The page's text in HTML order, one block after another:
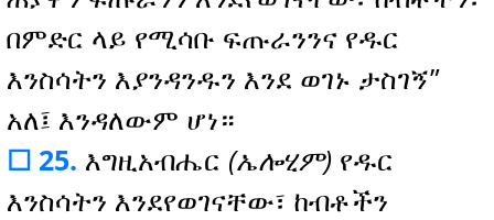
በምድር ላይ የሚሳቡ ፍጡራንንና የዱር
እንስሳትን እያንዳንዱን እንደ ወገኑ ታስገኝ”
አለ፤ እንዳለውም ሆነ።
☐ 25. እግዚአብሔር (ኤሎሂም) የዱር
እንስሳትን እንደየወገናቸው፣ ከብቶችን